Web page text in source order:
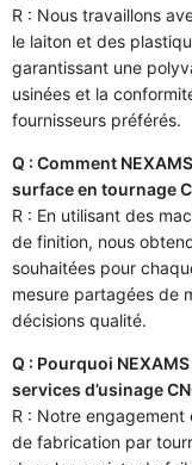
R : Nous travaillons
le laiton et des
garantissant une
usinées et la
fournisseurs préférés.
Q : Comment
surface en tournage
R : En utilisant des
de finition, nous
souhaitées pour
mesure partagées de
décisions qualité.
Q : Pourquoi
services d’usinage
R : Notre engagement
de fabrication par